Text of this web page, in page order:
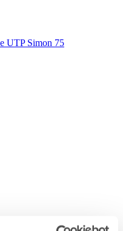
UTP Simon 75
5e FTP Simon 75